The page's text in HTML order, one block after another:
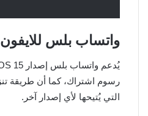
واتساب بلس للايفون 2023
التي يُتيحها لأي إصدار آخر.